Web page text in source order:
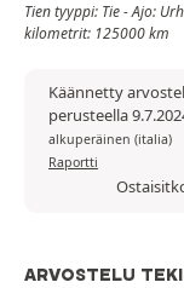
Tien tyyppi: Tie - Ajo:
kilometrit: 125000 km
Käännetty
perusteella
alkuperäinen (italia)
Raportti
ARVOSTELU